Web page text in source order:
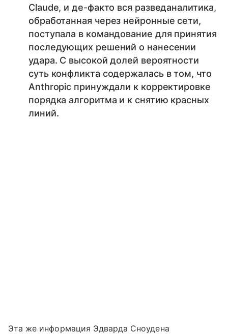
Claude, и де-факто вся разведаналитика,
обработанная через нейронные сети,
поступала в командование для принятия
последующих решений о нанесении
удара. С высокой долей вероятности
суть конфликта содержалась в том, что
Anthropic принуждали к корректировке
порядка алгоритма и к снятию красных
линий.
Эта же информация Эдварда Сноудена